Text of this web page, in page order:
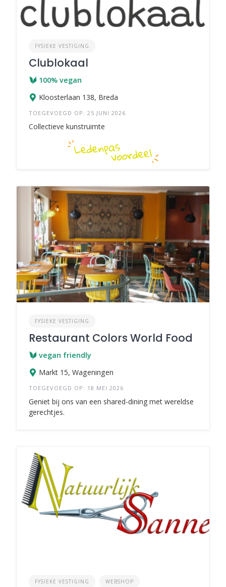
FYSIEKE VESTIGING
Clublokaal
100% vegan
Kloosterlaan 138, Breda
TOEGEVOEGD OP: 25 JUNI 2026
Collectieve kunstruimte
FYSIEKE VESTIGING
Restaurant Colors World Food
vegan friendly
Markt 15, Wageningen
TOEGEVOEGD OP: 18 MEI 2026
Geniet bij ons van een shared-dining met wereldse
gerechtjes.
FYSIEKE VESTIGING WEBSHOP